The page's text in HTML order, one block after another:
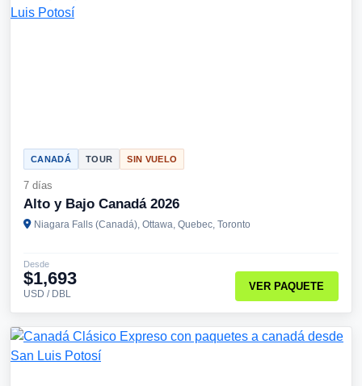
CANADÁ TOUR SIN VUELO
7 días
Alto y Bajo Canadá 2026
Niagara Falls (Canadá), Ottawa, Quebec, Toronto
Desde
$1,693
USD / DBL
VER PAQUETE